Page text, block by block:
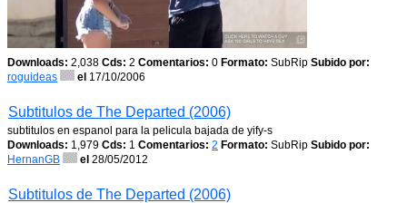
Downloads: 2,038 Cds: 2 Comentarios: 0 Formato: SubRip Subido por:
roguideas
el 17/10/2006
Subtitulos de The Departed (2006)
subtitulos en espanol para la pelicula bajada de yify-s
Downloads: 1,979 Cds: 1 Comentarios: 2 Formato: SubRip Subido por:
HernanGB
el 28/05/2012
Subtitulos de The Departed (2006)